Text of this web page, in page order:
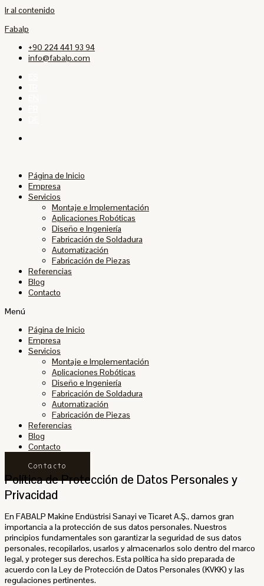
Ir al contenido
Fabalp
+90 224 441 93 94
info@fabalp.com
Página de Inicio
Empresa
Servicios
Montaje e Implementación
Aplicaciones Robóticas
Diseño e Ingeniería
Fabricación de Soldadura
Automatización
Fabricación de Piezas
Referencias
Blog
Contacto
Menú
Página de Inicio
Empresa
Servicios
Montaje e Implementación
Aplicaciones Robóticas
Diseño e Ingeniería
Fabricación de Soldadura
Automatización
Fabricación de Piezas
Referencias
Blog
Contacto
Contacto
Política de Protección de Datos Personales y
Privacidad
En FABALP Makine Endüstrisi Sanayi ve Ticaret A.Ş., damos gran
importancia a la protección de sus datos personales. Nuestros
principios fundamentales son garantizar la seguridad de sus datos
personales, recopilarlos, usarlos y almacenarlos solo dentro del marco
legal, y proteger sus derechos. Esta política ha sido preparada de
acuerdo con la Ley de Protección de Datos Personales (KVKK) y las
regulaciones pertinentes.